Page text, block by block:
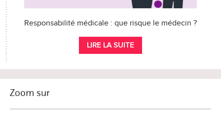
Responsabilité médicale : que risque le médecin ?
LIRE LA SUITE
Zoom sur